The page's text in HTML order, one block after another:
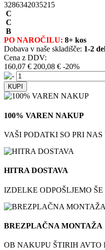
3286342035215
C
C
B
PO NAROČILU: 8+ kos
Dobava v naše skladišče: 1-2
Cena z DDV:
160,07 € 200,08 € -20%
100% VAREN NAKUP
VAŠI PODATKI SO PRI
HITRA DOSTAVA
IZDELKE ODPOŠLJEMO
BREZPLAČNA MONTAŽA
OB NAKUPU ŠTIRIH AVTO